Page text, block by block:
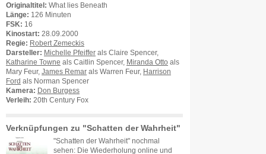
Originaltitel: What lies Beneath
Länge: 126 Minuten
FSK: 16
Kinostart: 28.09.2000
Regie: Robert Zemeckis
Darsteller: Michelle Pfeiffer als Claire Spencer,
Katharine Towne als Caitlin Spencer, Miranda Otto als
Mary Feur, James Remar als Warren Feur, Harrison
Ford als Norman Spencer
Kamera: Don Burgess
Verleih: 20th Century Fox
Verknüpfungen zu "Schatten der Wahrheit"
"Schatten der Wahrheit" nochmal
sehen: Die Wiederholung online und